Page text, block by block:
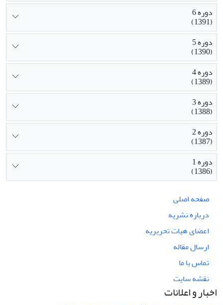
دوره 6
(1391)
دوره 5
(1390)
دوره 4
(1389)
دوره 3
(1388)
دوره 2
(1387)
دوره 1
(1386)
صفحه اصلی
درباره نشریه
اعضای هیات تحریریه
ارسال مقاله
تماس با ما
نقشه سایت
اخبار و اعلانات